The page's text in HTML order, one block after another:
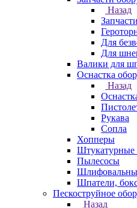
Назад
Для
Для
Валики для
Оснастка
Назад
Рукава
Сопла
Хопперы
Штукатурные
Пылесосы
Шпатели,
Пескоструйное
Назад